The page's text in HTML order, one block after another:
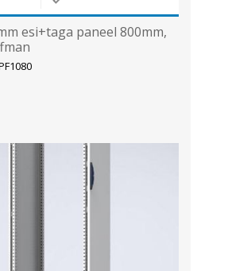
esi+taga paneel 800mm,